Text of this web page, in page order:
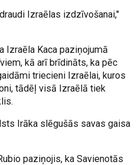
Izraēlas izdzīvošanai,"
Izraēla Kaca paziņojumā
kā arī brīdināts, ka pēc
triecieni Izraēlai, kuros
tādēļ visā Izraēlā tiek
Irāka slēgušās savas gaisa
paziņojis, ka Savienotās